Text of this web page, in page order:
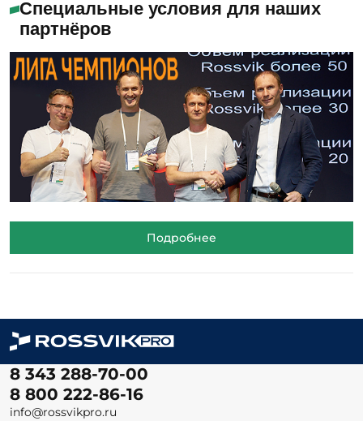
Специальные условия для наших
партнёров
Подробнее
8 343 288-70-00
8 800 222-86-16
info@rossvikpro.ru